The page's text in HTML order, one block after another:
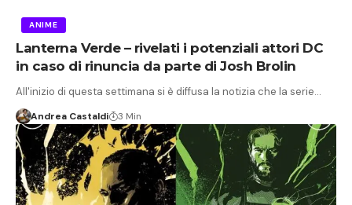
ANIME
Lanterna Verde – rivelati i potenziali attori DC
in caso di rinuncia da parte di Josh Brolin
All'inizio di questa settimana si è diffusa la notizia che la serie…
Andrea Castaldi 3 Min